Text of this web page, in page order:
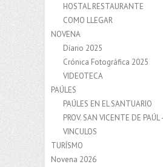
HOSTAL RESTAURANTE
COMO LLEGAR
NOVENA
Díario 2025
Crónica Fotográfica 2025
VIDEOTECA
PAÚLES
PAÚLES EN EL SANTUARIO
PROV. SAN VICENTE DE
VINCULOS
TURÍSMO
Novena 2026